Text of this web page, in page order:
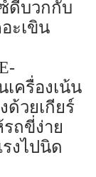
ดีบวกกับ
ะเขิน
เครื่องเน้น
ด้วยเกียร์
ถขี่ง่าย
งไปนิด